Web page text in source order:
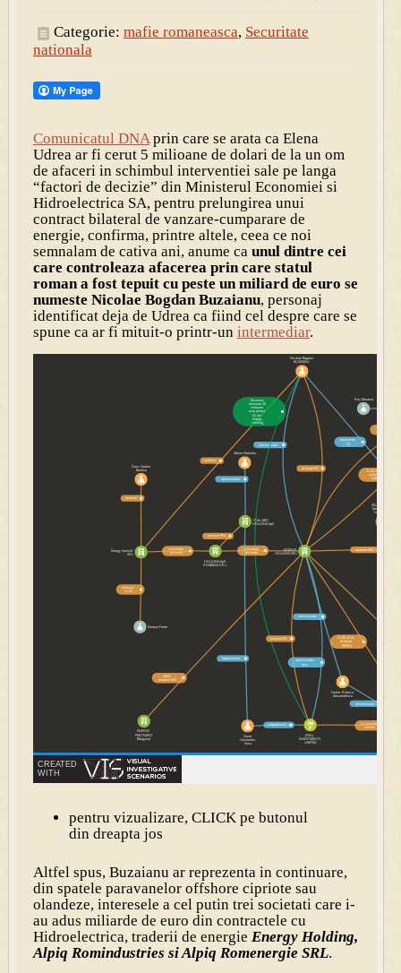
Categorie: mafie romaneasca, Securitate
nationala
Comunicatul DNAprin care se arata ca Elena
Udrea ar fi cerut 5 milioane de dolari de la un om
de afaceri in schimbul interventiei sale pe langa
“factori de decizie” din Ministerul Economiei si
Hidroelectrica SA, pentru prelungirea unui
contract bilateral de vanzare-cumparare de
energie, confirma, printre altele, ceea ce noi
semnalam de cativa ani, anume ca unul dintre cei
care controleaza afacerea prin care statul
roman a fost tepuit cu peste un miliard de euro se
numeste Nicolae Bogdan Buzaianu, personaj
identificat deja de Udrea ca fiind cel despre care se
spune ca ar fi mituit-o printr-un intermediar.
pentru vizualizare, CLICK pe butonul
din dreapta jos
Altfel spus, Buzaianu ar reprezenta in continuare,
din spatele paravanelor offshore cipriote sau
olandeze, interesele a cel putin trei societati care i-
au adus miliarde de euro din contractele cu
Hidroelectrica, traderii de energie Energy Holding,
Alpiq Romindustries si Alpiq Romenergie SRL.